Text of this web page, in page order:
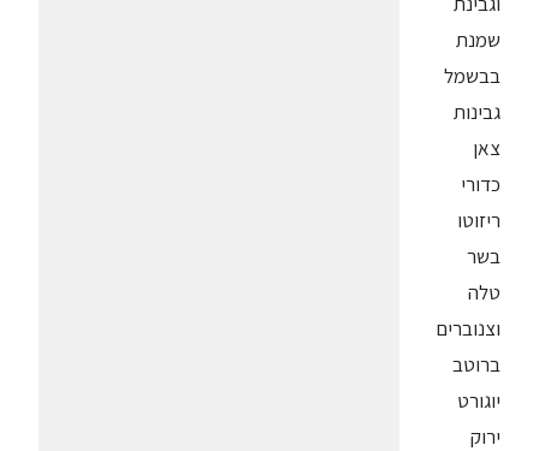
שמנת
בבשמל
גבינות
צאן
כדורי
ריזוטו
בשר
טלה
וצנוברים
ברוטב
יוגורט
ירוק